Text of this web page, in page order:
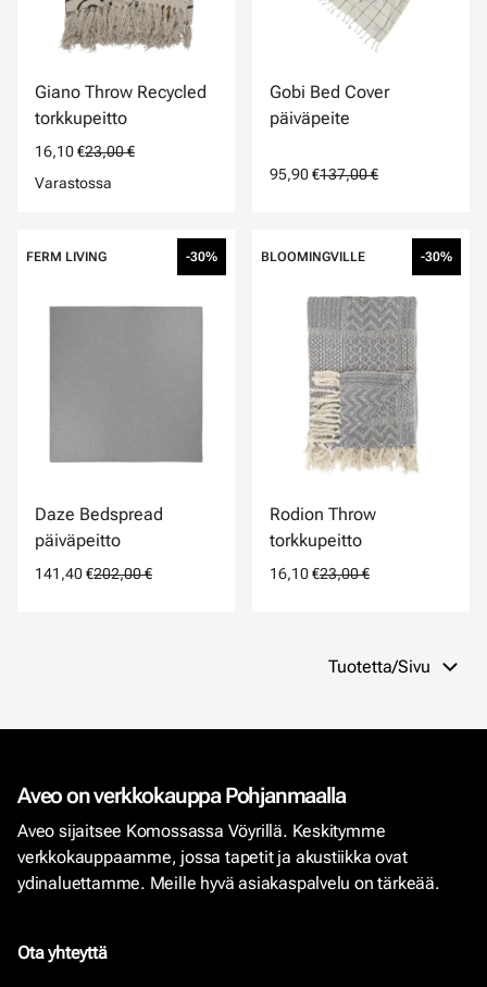
Giano Throw Recycled
torkkupeitto
16,10 €23,00 €
Varastossa
Gobi Bed Cover
päiväpeite
95,90 €137,00 €
FERM LIVING -30%
Daze Bedspread
päiväpeitto
141,40 €202,00 €
BLOOMINGVILLE -30%
Rodion Throw
torkkupeitto
16,10 €23,00 €
Tuotetta/Sivu
Aveo on verkkokauppa Pohjanmaalla
Aveo sijaitsee Komossassa Vöyrillä. Keskitymme
verkkokauppaamme, jossa tapetit ja akustiikka ovat
ydinaluettamme. Meille hyvä asiakaspalvelu on tärkeää.
Ota yhteyttä